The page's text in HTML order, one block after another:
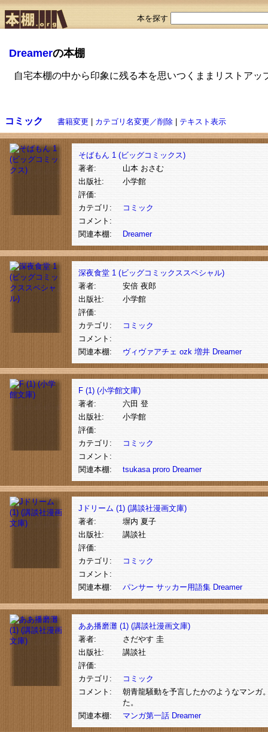
本を探す
Dreamerの本棚
自宅本棚の中から印象に残る本を思いつくままリストアッ
コミック 書籍変更 カテゴリ名変更／削除| テキスト表示
そばもん 1 (ビッグコミックス)
著者:
山本 おさむ
出版社:
小学館
評価:
カテゴリ:
コミック
コメント:
関連本棚:
Dreamer
深夜食堂 1 (ビッグコミックススペシャル)
著者:
安倍 夜郎
出版社:
小学館
評価:
カテゴリ:
コミック
コメント:
関連本棚:
ヴィヴァアチェ ozk 増井 Dreamer
F (1) (小学館文庫)
著者:
六田 登
出版社:
小学館
評価:
カテゴリ:
コミック
コメント:
関連本棚:
tsukasa proro Dreamer
Jドリーム (1) (講談社漫画文庫)
著者:
塀内 夏子
出版社:
講談社
評価:
カテゴリ:
コミック
コメント:
関連本棚:
パンサー サッカー用語集 Dreamer
ああ播磨灘 (1) (講談社漫画文庫)
著者:
さだやす 圭
出版社:
講談社
評価:
カテゴリ:
コミック
コメント:
朝青龍騒動を予言したかのようなマンガ
た。
関連本棚:
マンガ第一話 Dreamer